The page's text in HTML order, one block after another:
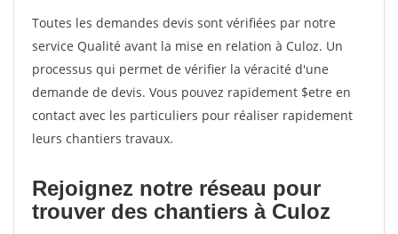
Toutes les demandes devis sont vérifiées par notre
service Qualité avant la mise en relation à Culoz. Un
processus qui permet de vérifier la véracité d'une
demande de devis. Vous pouvez rapidement $etre en
contact avec les particuliers pour réaliser rapidement
leurs chantiers travaux.
Rejoignez notre réseau pour
trouver des chantiers à Culoz